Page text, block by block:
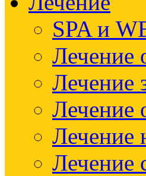
SPA и
Лечение
Лечение
Лечение
Лечение
Лечение